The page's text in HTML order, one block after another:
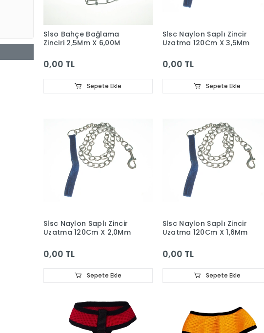
Slso Bahçe Bağlama
Zinciri 2,5Mm X 6,00M
0,00 TL
Sepete Ekle
Slsc Naylon Saplı Zincir
Uzatma 120Cm X 3,5Mm
0,00 TL
Sepete Ekle
Slsc Naylon Saplı Zincir
Uzatma 120Cm X 2,0Mm
0,00 TL
Sepete Ekle
Slsc Naylon Saplı Zincir
Uzatma 120Cm X 1,6Mm
0,00 TL
Sepete Ekle